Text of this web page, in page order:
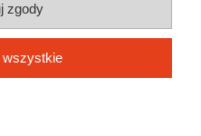
Spółka komandytowa
NIP: 621-181-34-30
302780961
zgody
wszystkie